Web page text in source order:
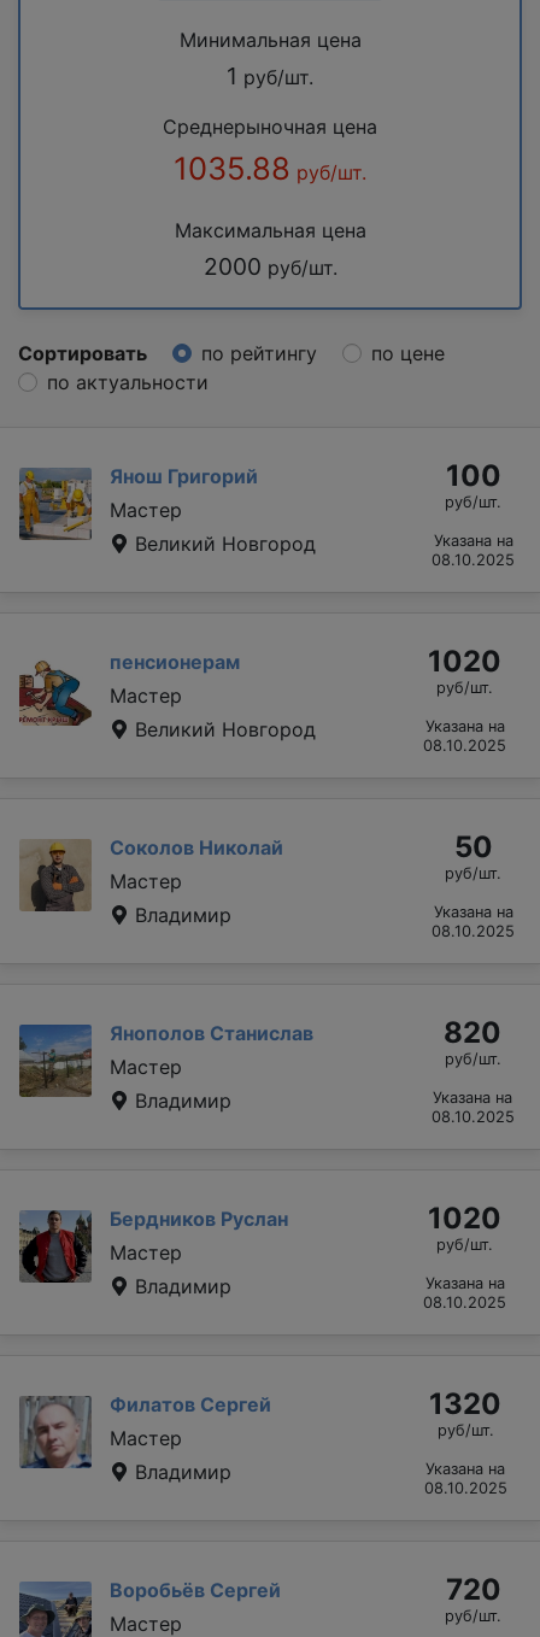
Минимальная цена
1 руб/шт.
Среднерыночная цена
1035.88 руб/шт.
Максимальная цена
2000 руб/шт.
Сортировать по рейтингу
по цене
по актуальности
Янош Григорий
Мастер
Великий Новгород
100
руб/шт.
Указана на
08.10.2025
пенсионерам
Мастер
Великий Новгород
1020
руб/шт.
Указана на
08.10.2025
Соколов Николай
Мастер
Владимир
50
руб/шт.
Указана на
08.10.2025
Янополов Станислав
Мастер
Владимир
820
руб/шт.
Указана на
08.10.2025
Бердников Руслан
Мастер
Владимир
1020
руб/шт.
Указана на
08.10.2025
Филатов Сергей
Мастер
Владимир
1320
руб/шт.
Указана на
08.10.2025
Воробьёв Сергей
Мастер
720
руб/шт.